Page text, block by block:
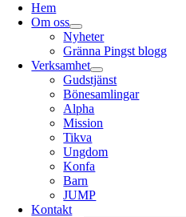
Hem
Om oss
Nyheter
Gränna Pingst blogg
Verksamhet
Gudstjänst
Bönesamlingar
Alpha
Mission
Tikva
Ungdom
Konfa
Barn
JUMP
Kontakt